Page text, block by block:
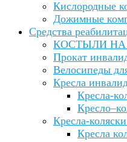
Кислородные
Дожимные
Средства
КОСТЫЛИ НА
Прокат
Велосипеды
Кресла
Кресла-
Кресла-
Кресла